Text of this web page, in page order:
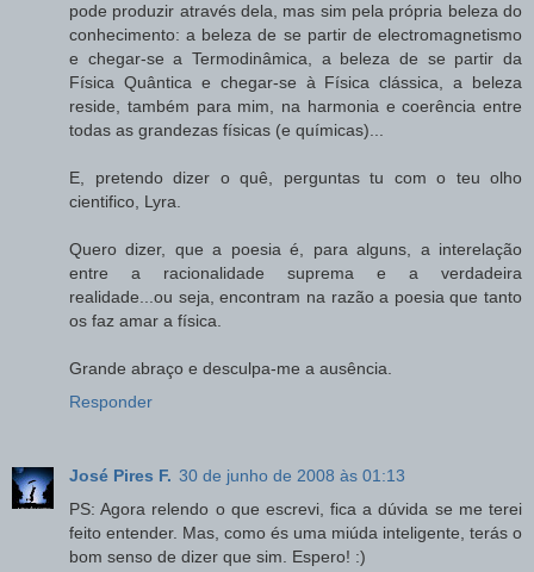
pode produzir através dela, mas sim pela própria beleza do
conhecimento: a beleza de se partir de electromagnetismo
e chegar-se a Termodinâmica, a beleza de se partir da
Física Quântica e chegar-se à Física clássica, a beleza
reside, também para mim, na harmonia e coerência entre
todas as grandezas físicas (e químicas)...
E, pretendo dizer o quê, perguntas tu com o teu olho
cientifico, Lyra.
Quero dizer, que a poesia é, para alguns, a interelação
entre a racionalidade suprema e a verdadeira
realidade...ou seja, encontram na razão a poesia que tanto
os faz amar a física.
Grande abraço e desculpa-me a ausência.
Responder
José Pires F. 30 de junho de 2008 às 01:13
PS: Agora relendo o que escrevi, fica a dúvida se me terei
feito entender. Mas, como és uma miúda inteligente, terás o
bom senso de dizer que sim. Espero! :)